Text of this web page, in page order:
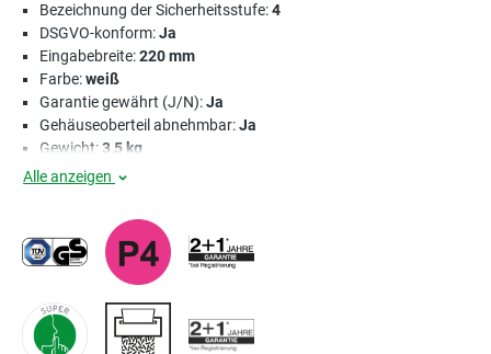
Bezeichnung der Sicherheitsstufe:4
DSGVO-konform:Ja
Eingabebreite:220 mm
Farbe:weiß
Garantie gewährt (J/N):Ja
Gehäuseoberteil abnehmbar:Ja
Gewicht:3,5 kg
Alle anzeigen